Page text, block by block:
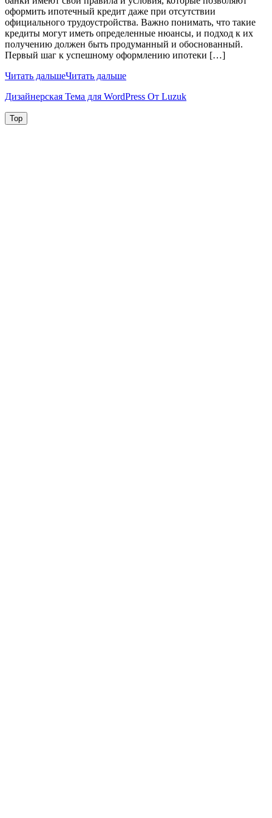
оформить ипотечный кредит даже при отсутствии
официального трудоустройства. Важно понимать, что такие
кредиты могут иметь определенные нюансы, и подход к их
получению должен быть продуманный и обоснованный.
Первый шаг к успешному оформлению ипотеки […]
Читать дальшеЧитать дальше
Дизайнерская Тема для WordPress От Luzuk
Top